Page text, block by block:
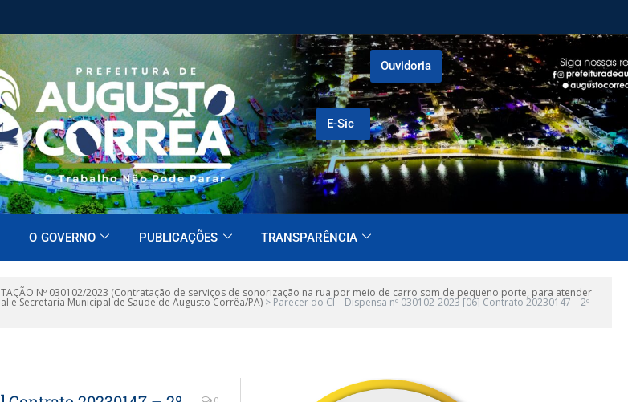
E-Sic
Ouvidoria
O GOVERNO PUBLICAÇÕES TRANSPARÊNCIA
Nº 030102/2023 (Contratação de serviços de sonorização na rua por meio de carro som de pequeno porte, para atender
e Secretaria Municipal de Saúde de Augusto Corrêa/PA) > Parecer do CI – Dispensa nº 030102-2023 [06] Contrato 20230147 – 2º